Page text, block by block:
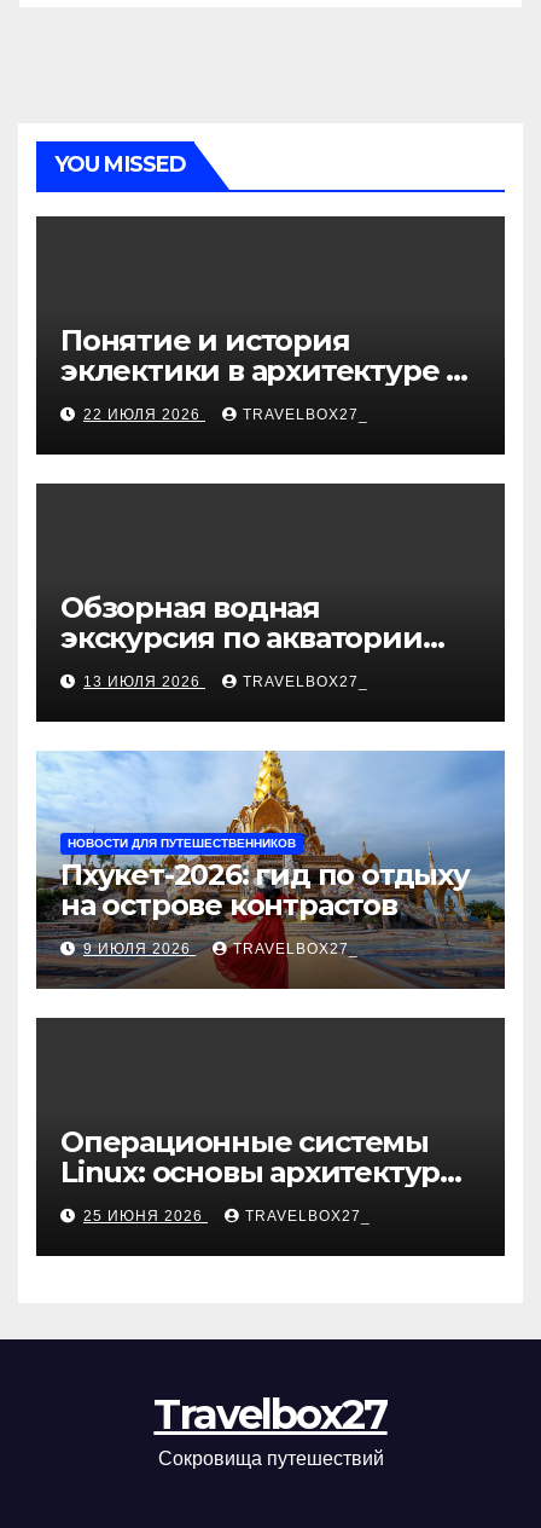
YOU MISSED
Понятие и история
эклектики в архитектуре и
дизайне интерьеров
22 ИЮЛЯ 2026 TRAVELBOX27_
Обзорная водная
экскурсия по акватории
бухты Песчаная
13 ИЮЛЯ 2026 TRAVELBOX27_
НОВОСТИ ДЛЯ ПУТЕШЕСТВЕННИКОВ
Пхукет-2026: гид по отдыху
на острове контрастов
9 ИЮЛЯ 2026 TRAVELBOX27_
Операционные системы
Linux: основы архитектуры,
компоненты и области
применения
25 ИЮНЯ 2026 TRAVELBOX27_
Travelbox27
Сокровища путешествий